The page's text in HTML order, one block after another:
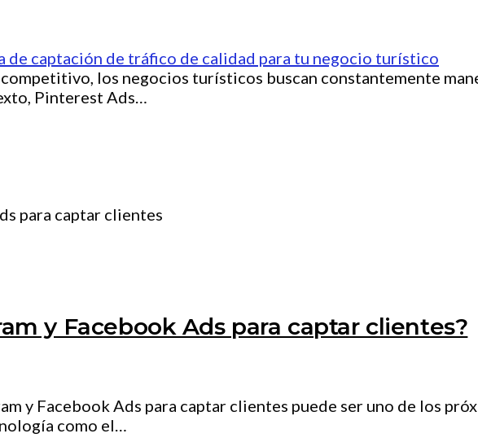
competitivo, los negocios turísticos buscan constantemente
Pinterest Ads…
y Facebook Ads para captar clientes?
y Facebook Ads para captar clientes puede ser uno de los
como el…